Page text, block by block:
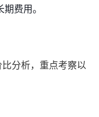
费用。
分析，重点考察以